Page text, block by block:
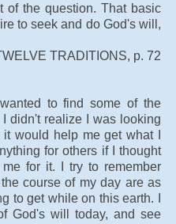
of the question. That basic
to seek and do God's will,
TRADITIONS, p. 72
to find some of the
didn't realize I was looking
would help me get what I
for others if I thought
for it. I try to remember
course of my day are as
to get while on this earth. I
God's will today, and see